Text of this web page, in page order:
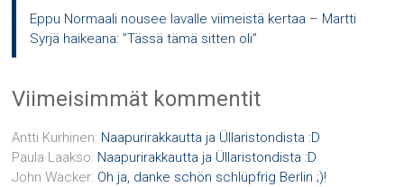
Eppu Normaali nousee lavalle viimeistä kertaa – Martti
Syrjä haikeana: ”Tässä tämä sitten oli”
Viimeisimmät kommentit
Antti Kurhinen: Naapurirakkautta ja Üllaristondista :D
Paula Laakso: Naapurirakkautta ja Üllaristondista :D
John Wacker: Oh ja, danke schön schlüpfrig Berlin ;)!